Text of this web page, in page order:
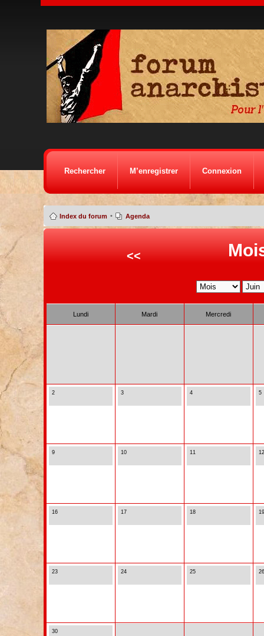
Rechercher M’enregistrer Connexion
Index du forum • Agenda
<<
Lundi Mardi Mercredi
2 3 4 5
9 10 11 12
16 17 18 19
23 24 25 26
30